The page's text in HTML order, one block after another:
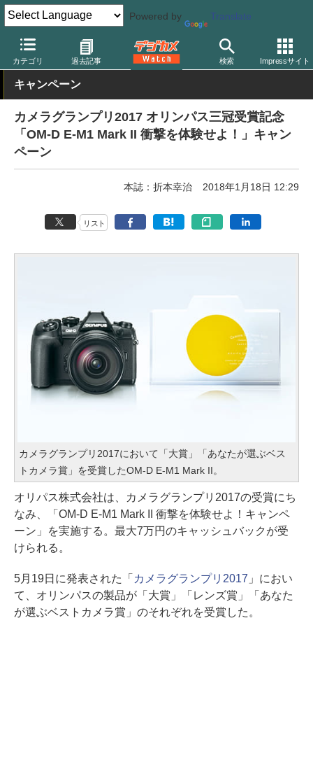
Powered by Translate
カテゴリ 過去記事 検索 Impressサイト
デジカメ Watch カメラ ミラーレスカメラ オリンパス
キャンペーン
カメラグランプリ2017 オリンパス三冠受賞記念
「OM-D E-M1 Mark II 衝撃を体験せよ！」キャン
ペーン
本誌：折本幸治 2018年1月18日 12:29
リスト
カメラグランプリ2017において「大賞」「あなたが選ぶベス
トカメラ賞」を受賞したOM-D E-M1 Mark II。
オリパス株式会社は、カメラグランプリ2017の受賞にち
なみ、「OM-D E-M1 Mark II 衝撃を体験せよ！キャンペ
ーン」を実施する。最大7万円のキャッシュバックが受
けられる。
5月19日に発表された「 カメラグランプリ2017 」におい
て、オリンパスの製品が「大賞」「レンズ賞」「あなた
が選ぶベストカメラ賞」のそれぞれを受賞した。